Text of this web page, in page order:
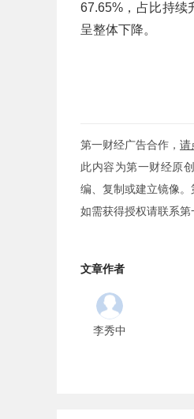
67.65%，占比持续
呈整体下降。
第一财经广告合作， 请
此内容为第一财经原
编、复制或建立镜像。
如需获得授权请联系第
文章作者
李秀中